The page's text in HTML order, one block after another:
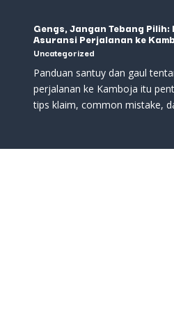
Gengs, Jangan Tebang
Asuransi Perjalanan ke
Uncategorized
Panduan santuy dan gaul
perjalanan ke Kamboja itu
tips klaim, common mistake,